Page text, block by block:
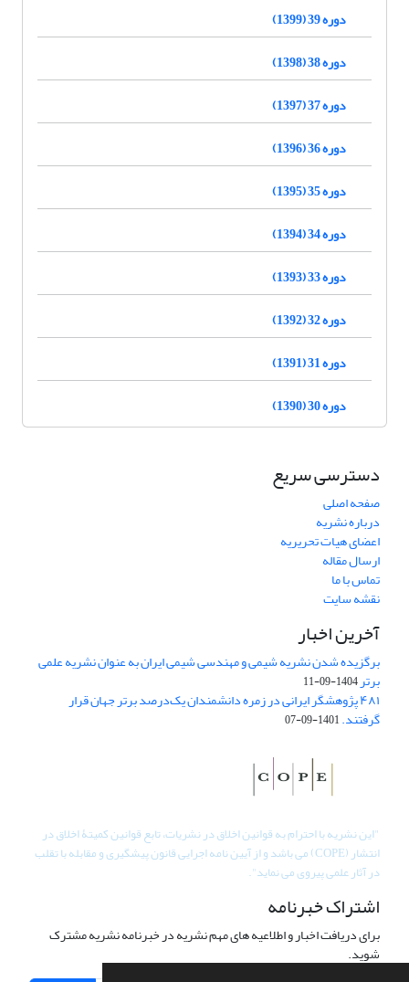
دوره 39 (1399)
دوره 38 (1398)
دوره 37 (1397)
دوره 36 (1396)
دوره 35 (1395)
دوره 34 (1394)
دوره 33 (1393)
دوره 32 (1392)
دوره 31 (1391)
دوره 30 (1390)
دسترسی سریع
صفحه اصلی
درباره نشریه
اعضای هیات تحریریه
ارسال مقاله
تماس با ما
نقشه سایت
آخرین اخبار
برگزیده شدن نشریه شیمی و مهندسی شیمی ایران به عنوان نشریه علمی
برتر1404-09-11
۴۸۱ پژوهشگر ایرانی در زمره دانشمندان یک‌درصد برتر جهان قرار
گرفتند.1401-09-07
"این نشریه با احترام به قوانین اخلاق در نشریات، تابع قوانین کمیتۀ اخلاق در
انتشار (COPE) می باشد و از آیین نامه اجرایی قانون پیشگیری و مقابله با تقلب
در آثار علمی پیروی می نماید".
اشتراک خبرنامه
برای دریافت اخبار و اطلاعیه های مهم نشریه در خبرنامه نشریه مشترک
شوید.